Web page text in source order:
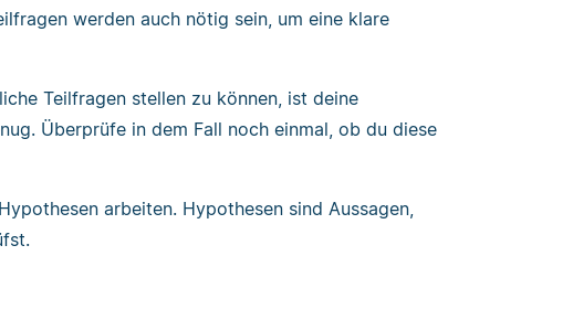
werden auch nötig sein, um eine klare
Teilfragen stellen zu können, ist deine
Überprüfe in dem Fall noch einmal, ob du diese
arbeiten. Hypothesen sind Aussagen,